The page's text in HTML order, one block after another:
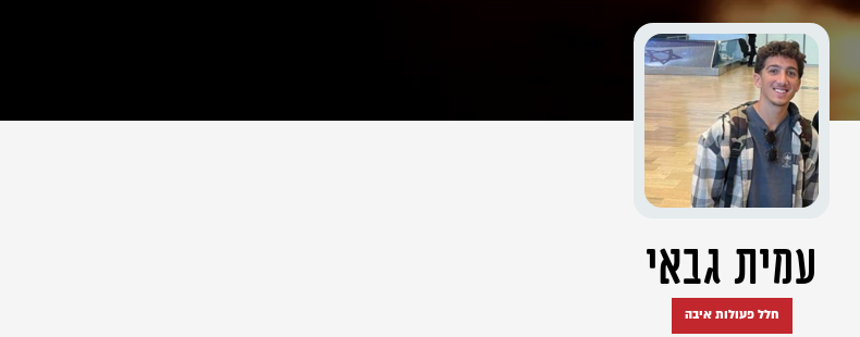
עמית גבאי
חלל פעולות איבה